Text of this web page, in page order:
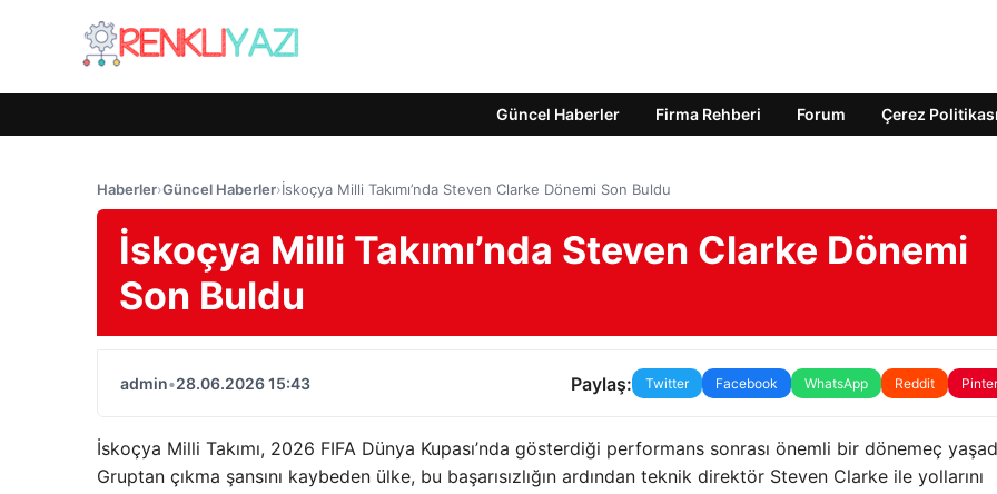
Güncel Haberler Firma Rehberi Forum Çerez Politikası
Haberler›Güncel Haberler›İskoçya Milli Takımı’nda Steven Clarke Dönemi Son Buldu
İskoçya Milli Takımı’nda Steven Clarke Dönemi
Son Buldu
admin•28.06.2026 15:43 Paylaş: Twitter Facebook WhatsApp Reddit
İskoçya Milli Takımı, 2026 FIFA Dünya Kupası’nda gösterdiği performans sonrası önemli bir dönemeç
Gruptan çıkma şansını kaybeden ülke, bu başarısızlığın ardından teknik direktör Steven Clarke ile yollarını